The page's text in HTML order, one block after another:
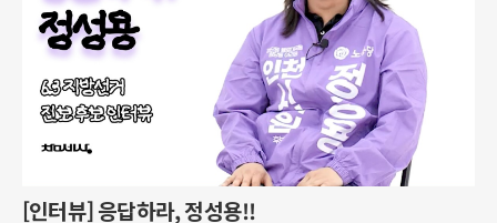
[인터뷰] 응답하라, 정성용!!